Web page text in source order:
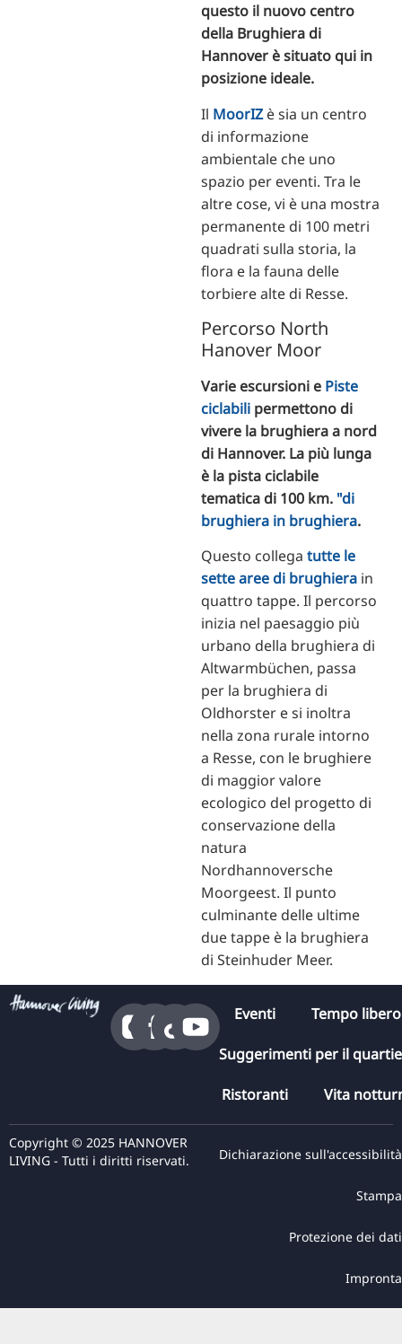
questo il nuovo centro
della Brughiera di
Hannover è situato qui in
posizione ideale.
Il MoorIZè sia un centro
di informazione
ambientale che uno
spazio per eventi. Tra le
altre cose, vi è una mostra
permanente di 100 metri
quadrati sulla storia, la
flora e la fauna delle
torbiere alte di Resse.
Percorso North
Hanover Moor
Varie escursioni e Piste
ciclabili permettono di
vivere la brughiera a nord
di Hannover. La più lunga
è la pista ciclabile
tematica di 100 km. "di
brughiera in brughiera.
Questo collega tutte le
sette aree di brughiera in
quattro tappe. Il percorso
inizia nel paesaggio più
urbano della brughiera di
Altwarmbüchen, passa
per la brughiera di
Oldhorster e si inoltra
nella zona rurale intorno
a Resse, con le brughiere
di maggior valore
ecologico del progetto di
conservazione della
natura
Nordhannoversche
Moorgeest. Il punto
culminante delle ultime
due tappe è la brughiera
di Steinhuder Meer.
Eventi Tempo libero
Suggerimenti per il
Ristoranti Vita
Copyright © 2025 HANNOVER
LIVING - Tutti i diritti riservati.
Dichiarazione sull'accessibilità
Stampa
Protezione dei dati
Impronta